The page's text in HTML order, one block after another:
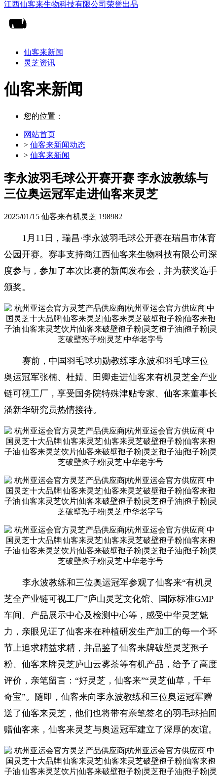
仙客来新闻
灵芝资讯
仙客来新闻
您的位置：
网站首页
> 仙客来新闻动态
> 仙客来新闻
李永波羽毛球公开赛开赛 李永波教练与
三位奥运冠军走进仙客来灵芝
2025/01/15 仙客来有机灵芝 198982
1月11日，瑞昌·李永波羽毛球公开赛在瑞昌市体育
公园开赛。赛事支持商江西仙客来生物科技有限公司深
度参与，参加了本次比赛的新闻发布会，并为获奖选手
颁奖。
赛前，中国羽毛球功勋教练李永波和羽毛球三位
奥运冠军张楠、杜婧、田卿走进仙客来有机灵芝全产业
链可视工厂， 享受国务院特殊津贴专家、仙客来董事长
潘新华研究员热情接待。
李永波教练和三位奥运冠军参观了仙客来“有机灵
芝全产业链可视工厂”庐山灵芝文化馆、国际标准GMP
车间、产品展示中心及检测中心等，感受中华灵芝魅
力，亲眼见证了仙客来在种植研发生产加工的每一个环
节上追求精益求精，并品鉴了仙客来牌破壁灵芝孢子
粉、仙客来牌灵芝庐山云雾茶等有机产品，给予了高度
评价，亲笔留言：“好灵芝，仙客来”“灵芝仙草，千年
奇宝”。随即，仙客来向李永波教练和三位奥运冠军赠
送了仙客来灵芝，他们也将带有亲笔签名的羽毛球拍回
赠仙客来，仙客来灵芝与奥运冠军建立了深厚的友谊。